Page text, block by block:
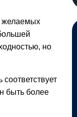
желаемых
но
быть более